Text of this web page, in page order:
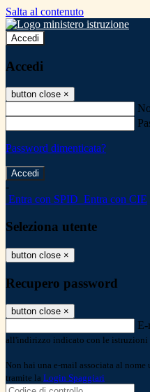
Salta al contenuto
Accedi
Accedi
button close ×
Password dimenticata?
-
Entra con SPID Entra con CIE
Seleziona utente
button close ×
Recupero password
button close ×
E-
all'indirizzo indicato con le istruzioni
Non hai una e-mail associata al
tramite la Login Spaggiari